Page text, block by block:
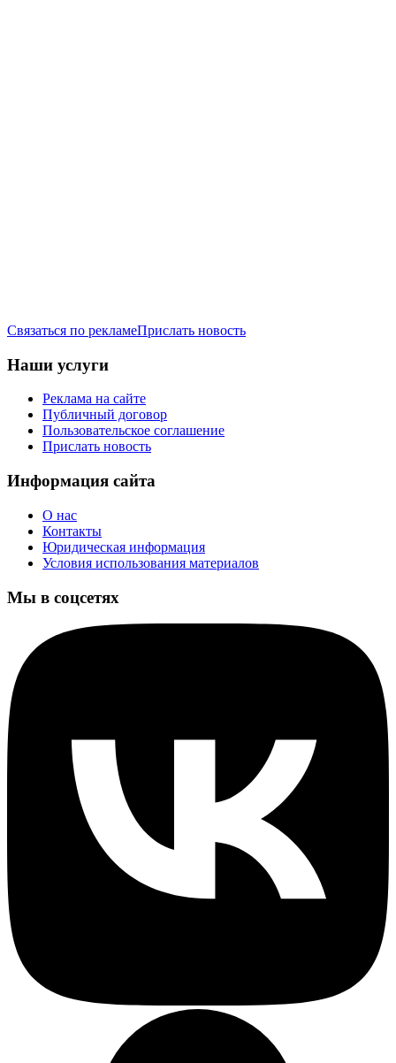
Связаться по рекламеПрислать новость
Наши услуги
Реклама на сайте
Публичный договор
Пользовательское соглашение
Прислать новость
Информация сайта
О нас
Контакты
Юридическая информация
Условия использования материалов
Мы в соцсетях